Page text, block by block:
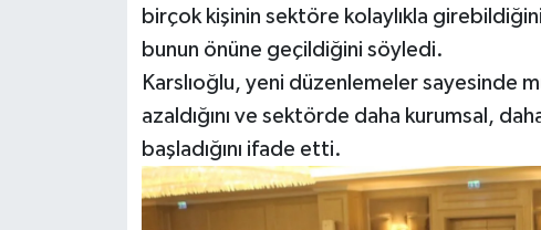
birçok kişinin sektöre kolaylıkla
bunun önüne geçildiğini söyledi.
Karslıoğlu, yeni düzenlemeler sayesinde
azaldığını ve sektörde daha kurumsal,
başladığını ifade etti.